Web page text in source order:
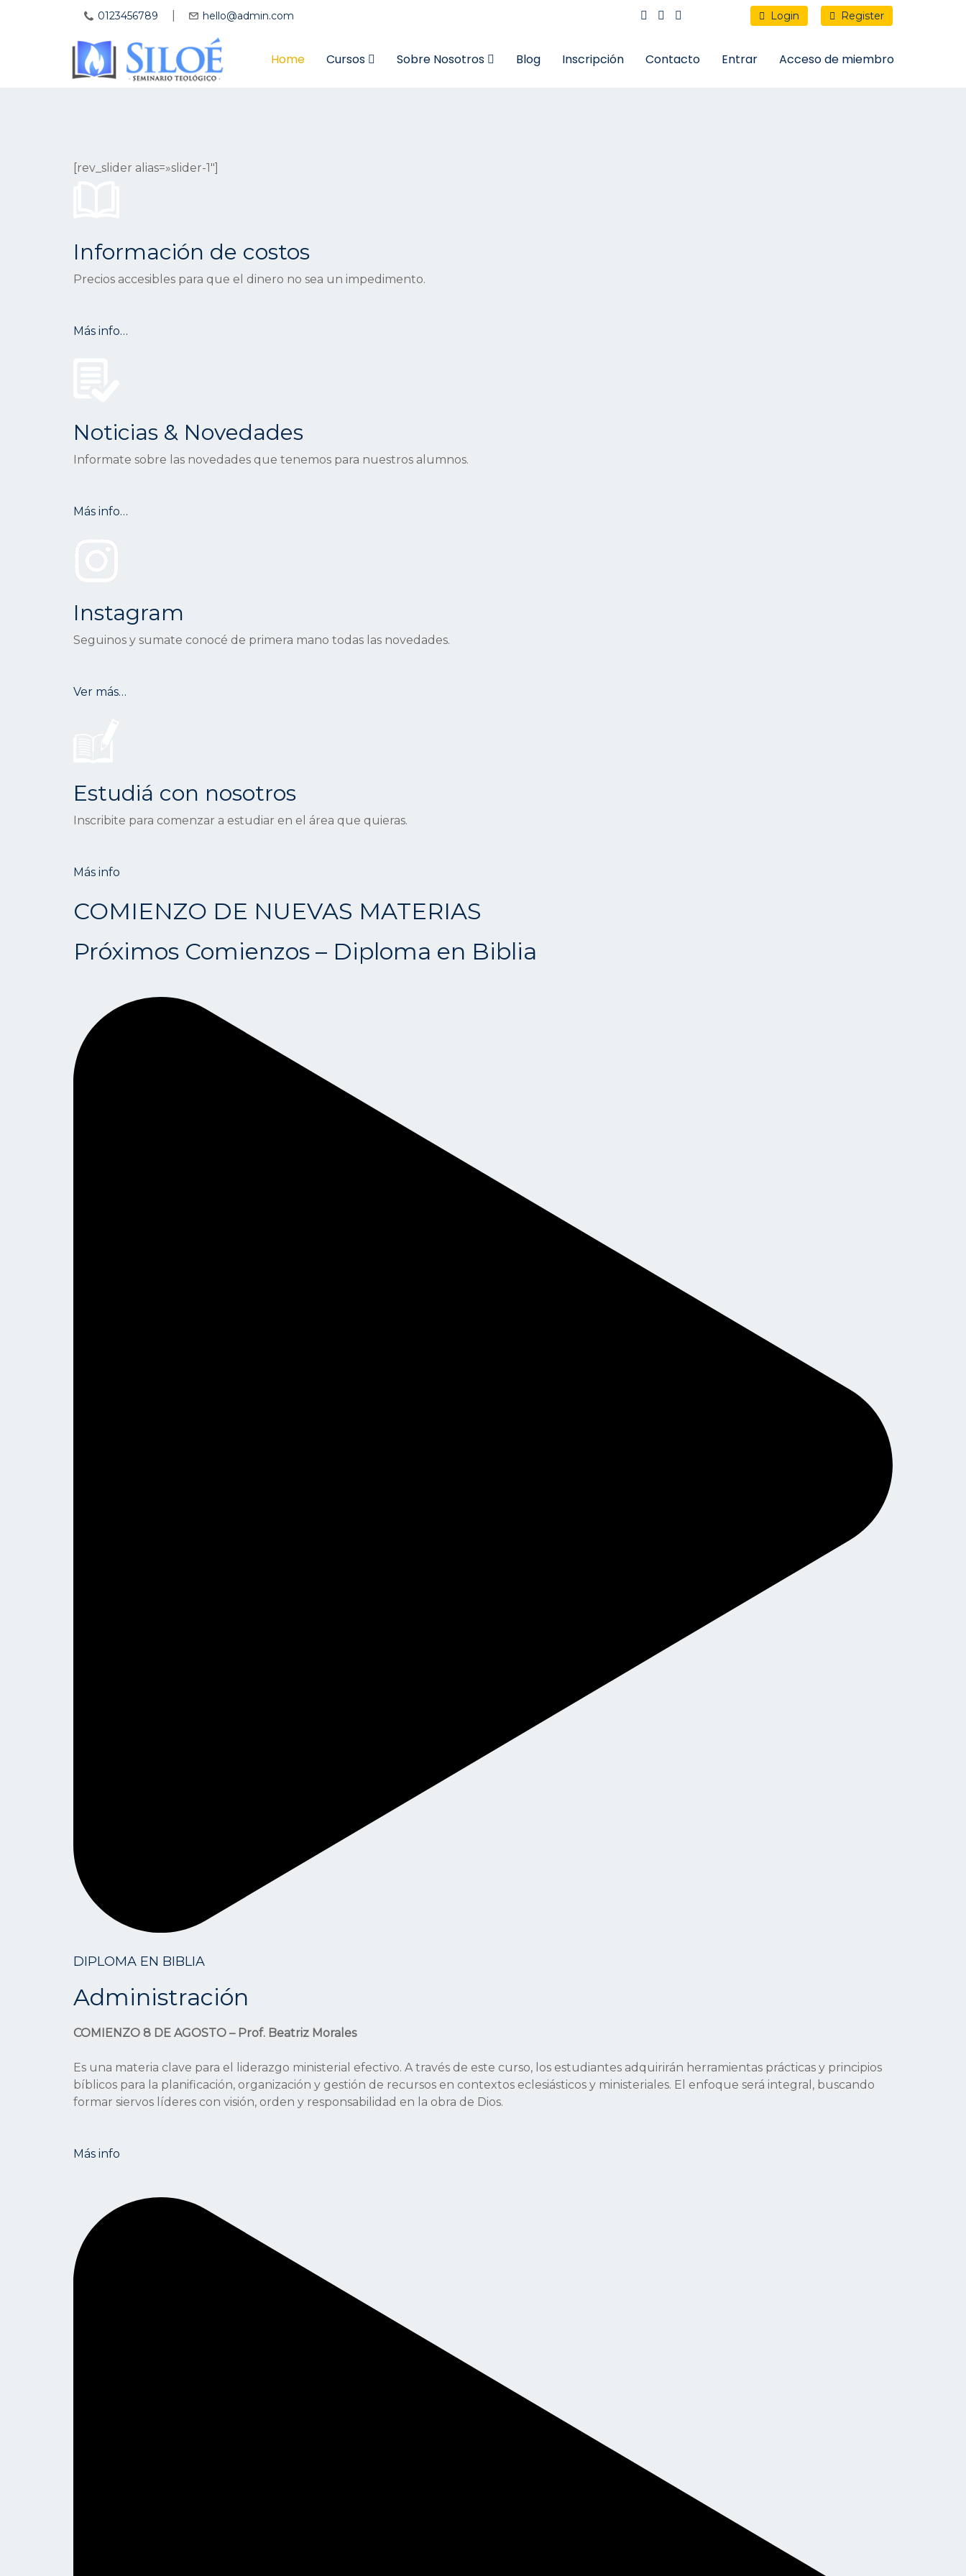
0123456789 hello@admin.com Login Register
Home Cursos Sobre Nosotros Blog Inscripción Contacto Entrar Acceso de miembro
[rev_slider alias=»slider-1″]
Información de costos
Precios accesibles para que el dinero no sea un impedimento.
Más info…
Noticias & Novedades
Informate sobre las novedades que tenemos para nuestros alumnos.
Más info…
Instagram
Seguinos y sumate conocé de primera mano todas las novedades.
Ver más…
Estudiá con nosotros
Inscribite para comenzar a estudiar en el área que quieras.
Más info
COMIENZO DE NUEVAS MATERIAS
Próximos Comienzos – Diploma en Biblia
DIPLOMA EN BIBLIA
Administración
COMIENZO 8 DE AGOSTO – Prof. Beatriz Morales
Es una materia clave para el liderazgo ministerial efectivo. A través de este curso, los estudiantes adquirirán herramientas prácticas y principios
bíblicos para la planificación, organización y gestión de recursos en contextos eclesiásticos y ministeriales. El enfoque será integral, buscando
formar siervos líderes con visión, orden y responsabilidad en la obra de Dios.
Más info